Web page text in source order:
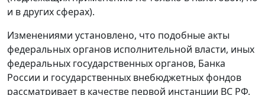
и в других сферах).
Изменениями установлено, что подобные акты
федеральных органов исполнительной власти, иных
федеральных государственных органов, Банка
России и государственных внебюджетных фондов
рассматривает в качестве первой инстанции ВС РФ.